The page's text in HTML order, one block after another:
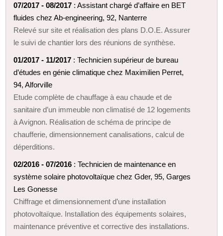
07/2017 - 08/2017 : Assistant chargé d’affaire en BET
fluides chez Ab-engineering, 92, Nanterre
Relevé sur site et réalisation des plans D.O.E. Assurer
le suivi de chantier lors des réunions de synthèse.
01/2017 - 11/2017 : Technicien supérieur de bureau
d’études en génie climatique chez Maximilien Perret,
94, Alforville
Etude complète de chauffage à eau chaude et de
sanitaire d’un immeuble non climatisé de 12 logements
à Avignon. Réalisation de schéma de principe de
chaufferie, dimensionnement canalisations, calcul de
déperditions.
02/2016 - 07/2016 : Technicien de maintenance en
système solaire photovoltaïque chez Gder, 95, Garges
Les Gonesse
Chiffrage et dimensionnement d’une installation
photovoltaïque. Installation des équipements solaires,
maintenance préventive et corrective des installations.